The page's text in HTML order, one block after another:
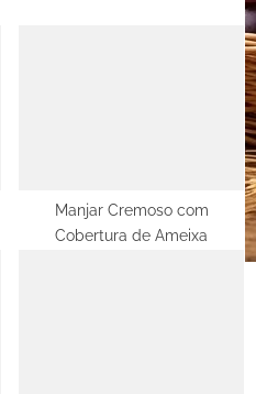
Manjar Cremoso com
Cobertura de Ameixa